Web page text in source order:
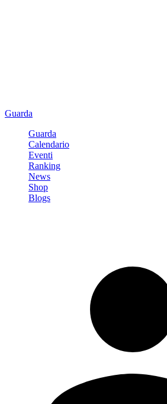
Guarda
Guarda
Calendario
Eventi
Ranking
News
Shop
Blogs